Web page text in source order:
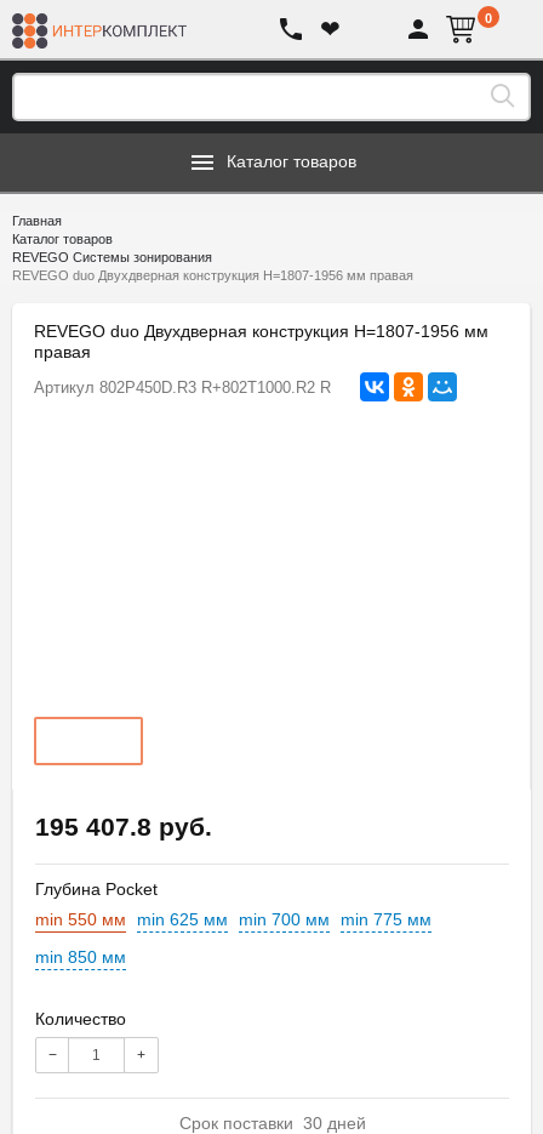
❤ 0
Каталог товаров
Главная
Каталог товаров
REVEGO Системы зонирования
REVEGO duo Двухдверная конструкция H=1807-1956 мм правая
REVEGO duo Двухдверная конструкция H=1807-1956 мм
правая
Артикул 802P450D.R3 R+802T1000.R2 R
195 407.8 руб.
Глубина Pocket
min 550 мм
min 625 мм min 700 мм
min 775 мм
min 850 мм
Количество
− +
Срок поставки 30 дней